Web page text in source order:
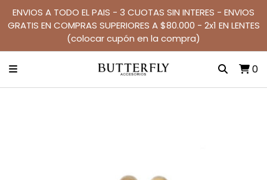
ENVIOS A TODO EL PAIS - 3 CUOTAS SIN INTERES - ENVIOS
GRATIS EN COMPRAS SUPERIORES A $80.000 - 2x1 EN LENTES
(colocar cupón en la compra)
0